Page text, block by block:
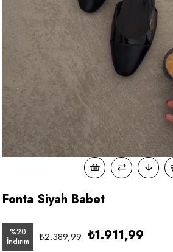
Fonta Siyah Babet
%20
İndirim
₺2.389,99 ₺1.911,99